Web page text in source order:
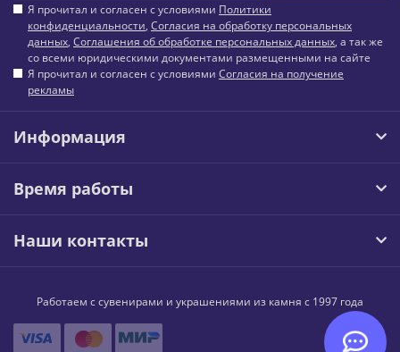
Я прочитал и согласен с условиями Политики
конфиденциальности, Согласия на обработку персональных
данных, Соглашения об обработке персональных данных, а так же
со всеми юридическими документами размещенными на сайте
Я прочитал и согласен с условиями Согласия на получение
рекламы
Информация
Время работы
Наши контакты
Работаем с сувенирами и украшениями из камня с 1997 года